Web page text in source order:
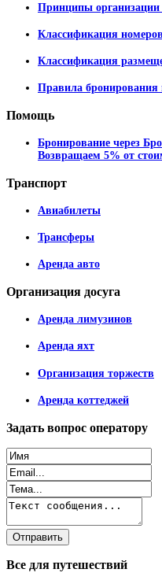
Принципы организации
Классификация
Классификация
Правила бронирования
Помощь
Бронирование через
Возвращаем 5% от
Транспорт
Авиабилеты
Трансферы
Аренда авто
Организация досуга
Аренда лимузинов
Аренда яхт
Организация торжеств
Аренда коттеджей
Задать вопрос оператору
Все для путешествий